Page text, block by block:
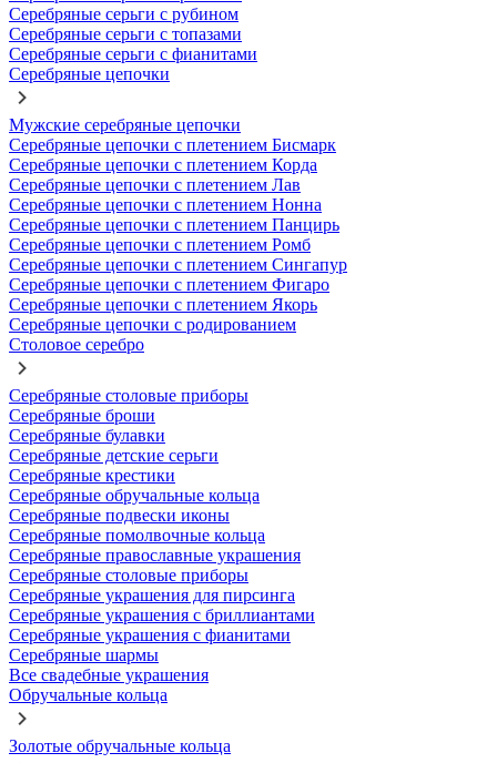
Серебряные серьги с рубином
Серебряные серьги с топазами
Серебряные серьги с фианитами
Серебряные цепочки
Мужские серебряные цепочки
Серебряные цепочки с плетением Бисмарк
Серебряные цепочки с плетением Корда
Серебряные цепочки с плетением Лав
Серебряные цепочки с плетением Нонна
Серебряные цепочки с плетением Панцирь
Серебряные цепочки с плетением Ромб
Серебряные цепочки с плетением Сингапур
Серебряные цепочки с плетением Фигаро
Серебряные цепочки с плетением Якорь
Серебряные цепочки с родированием
Столовое серебро
Серебряные столовые приборы
Серебряные броши
Серебряные булавки
Серебряные детские серьги
Серебряные крестики
Серебряные обручальные кольца
Серебряные подвески иконы
Серебряные помолвочные кольца
Серебряные православные украшения
Серебряные столовые приборы
Серебряные украшения для пирсинга
Серебряные украшения с бриллиантами
Серебряные украшения с фианитами
Серебряные шармы
Все свадебные украшения
Обручальные кольца
Золотые обручальные кольца